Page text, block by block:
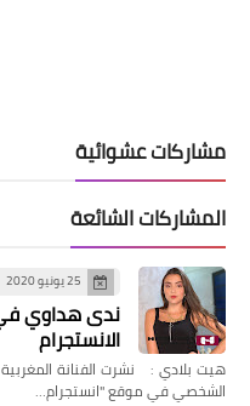
مشاركات عشوائية
المشاركات الشائعة
25 يونيو 2020
ندى هداوي
الانستجرام
الشخصي في موقع "انستجرام…